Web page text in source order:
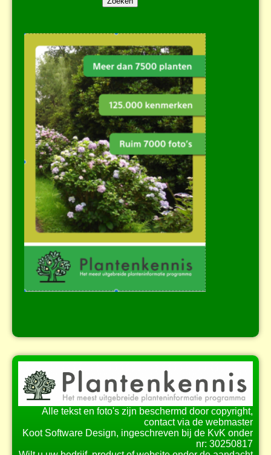
Alle tekst en foto's zijn beschermd door copyright,
contact via de webmaster
Koot Software Design, ingeschreven bij de KvK onder
nr: 30250817